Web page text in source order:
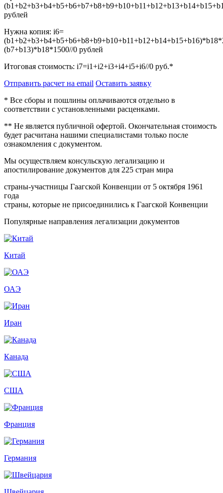
рублей
Нужна копия: i6=
(b7+b13)*b18*1500//0 рублей
Итоговая стоимость: i7=i1+i2+i3+i4+i5+i6//0 руб.*
Отправить расчет на email Оставить заявку
* Все сборы и пошлины оплачиваются отдельно в
соответствии с установленными расценками.
** Не является публичной офертой. Окончательная стоимость
будет расчитана нашими специалистами только после
ознакомления с документом.
Мы осуществляем консульскую легализацию и
апостилирование документов для 225 стран мира
страны-участницы Гаагской Конвенции от 5 октября 1961
года
страны, которые не присоединились к Гаагской Конвенции
Популярные направления легализации документов
Китай
ОАЭ
Иран
Канада
США
Франция
Германия